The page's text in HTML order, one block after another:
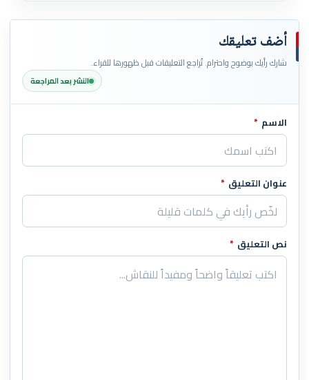
أضف تعليقك
شارك رأيك بوضوح واحترام. تُراجع التعليقات قبل ظهورها للقراء.
النشر بعد المراجعة
اترك هذا الحقل فارغاً
الاسم *
عنوان التعليق *
نص التعليق *